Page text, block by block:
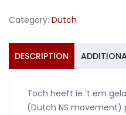
quantity
Category: Dutch
DESCRIPTION
Toch heeft ie ‘t em
(Dutch NS movement)